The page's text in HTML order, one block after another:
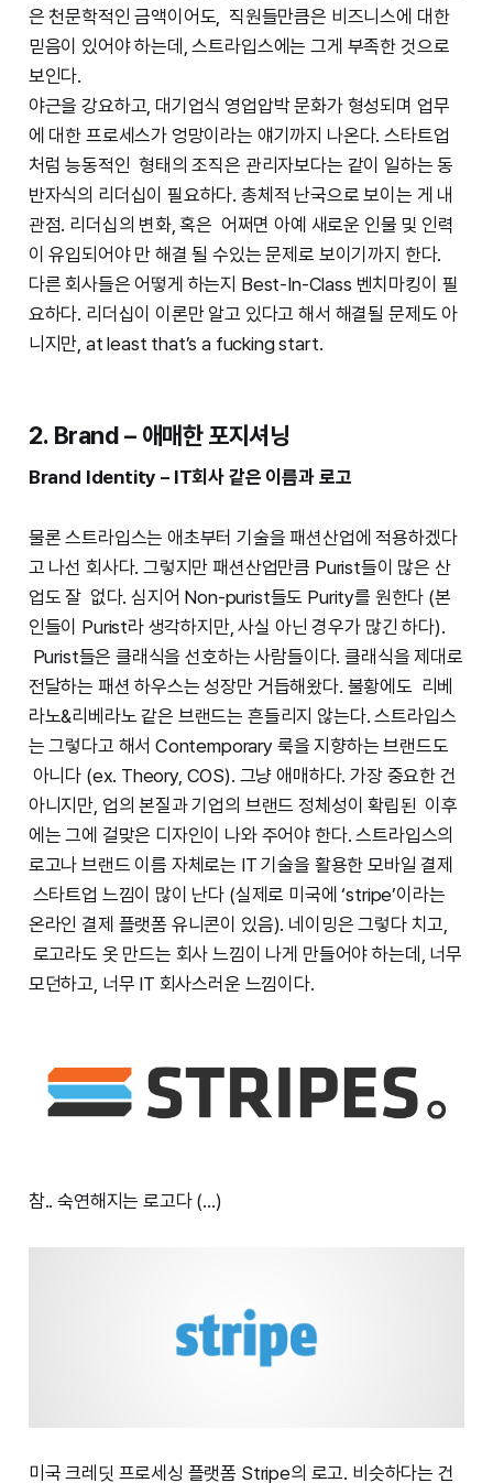
은 천문학적인 금액이어도, 직원들만큼은 비즈니스에 대한
믿음이 있어야 하는데, 스트라입스에는 그게 부족한 것으로
보인다.
야근을 강요하고, 대기업식 영업압박 문화가 형성되며 업무
에 대한 프로세스가 엉망이라는 얘기까지 나온다. 스타트업
처럼 능동적인 형태의 조직은 관리자보다는 같이 일하는 동
반자식의 리더십이 필요하다. 총체적 난국으로 보이는 게 내
관점. 리더십의 변화, 혹은 어쩌면 아예 새로운 인물 및 인력
이 유입되어야 만 해결 될 수있는 문제로 보이기까지 한다.
다른 회사들은 어떻게 하는지 Best-In-Class 벤치마킹이 필
요하다. 리더십이 이론만 알고 있다고 해서 해결될 문제도 아
니지만, at least that’s a fucking start.
2. Brand – 애매한 포지셔닝
Brand Identity – IT회사 같은 이름과 로고
물론 스트라입스는 애초부터 기술을 패션산업에 적용하겠다
고 나선 회사다. 그렇지만 패션산업만큼 Purist들이 많은 산
업도 잘 없다. 심지어 Non-purist들도 Purity를 원한다 (본
인들이 Purist라 생각하지만, 사실 아닌 경우가 많긴 하다).
Purist들은 클래식을 선호하는 사람들이다. 클래식을 제대로
전달하는 패션 하우스는 성장만 거듭해왔다. 불황에도 리베
라노&리베라노 같은 브랜드는 흔들리지 않는다. 스트라입스
는 그렇다고 해서 Contemporary 룩을 지향하는 브랜드도
아니다 (ex. Theory, COS). 그냥 애매하다. 가장 중요한 건
아니지만, 업의 본질과 기업의 브랜드 정체성이 확립된 이후
에는 그에 걸맞은 디자인이 나와 주어야 한다. 스트라입스의
로고나 브랜드 이름 자체로는 IT 기술을 활용한 모바일 결제
스타트업 느낌이 많이 난다 (실제로 미국에 ‘stripe’이라는
온라인 결제 플랫폼 유니콘이 있음). 네이밍은 그렇다 치고,
로고라도 옷 만드는 회사 느낌이 나게 만들어야 하는데, 너무
모던하고, 너무 IT 회사스러운 느낌이다.
참.. 숙연해지는 로고다 (…)
미국 크레딧 프로세싱 플랫폼 Stripe의 로고. 비슷하다는 건